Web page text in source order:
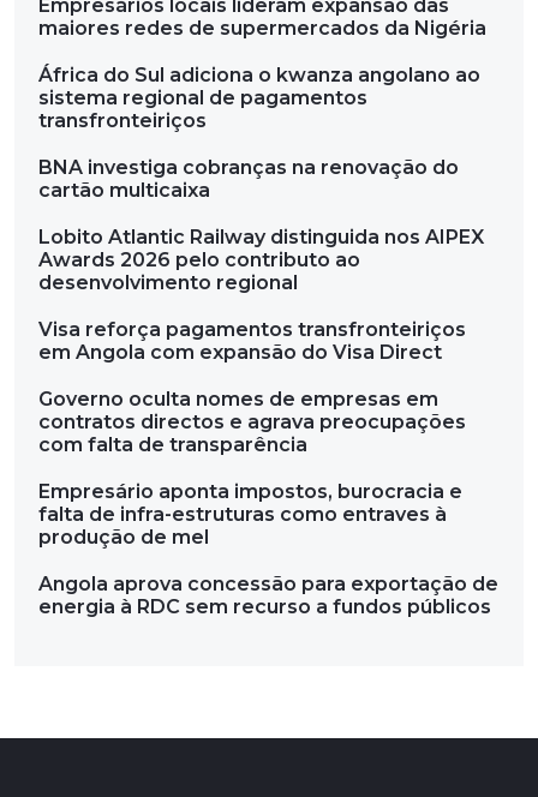
Empresários locais lideram expansão das
maiores redes de supermercados da Nigéria
África do Sul adiciona o kwanza angolano ao
sistema regional de pagamentos
transfronteiriços
BNA investiga cobranças na renovação do
cartão multicaixa
Lobito Atlantic Railway distinguida nos AIPEX
Awards 2026 pelo contributo ao
desenvolvimento regional
Visa reforça pagamentos transfronteiriços
em Angola com expansão do Visa Direct
Governo oculta nomes de empresas em
contratos directos e agrava preocupações
com falta de transparência
Empresário aponta impostos, burocracia e
falta de infra-estruturas como entraves à
produção de mel
Angola aprova concessão para exportação de
energia à RDC sem recurso a fundos públicos